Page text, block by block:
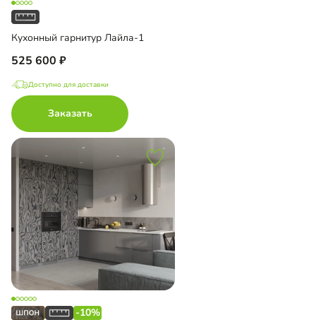
Кухонный гарнитур Лайла-1
525 600
Доступно для доставки
Заказать
-10%